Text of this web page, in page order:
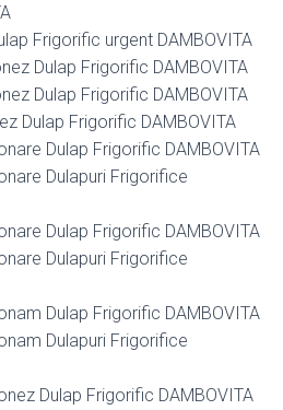
Frigorific urgent DAMBOVITA
Dulap Frigorific DAMBOVITA
Dulap Frigorific DAMBOVITA
Dulap Frigorific DAMBOVITA
Dulap Frigorific DAMBOVITA
Dulapuri Frigorifice
Dulap Frigorific DAMBOVITA
Dulapuri Frigorifice
Dulap Frigorific DAMBOVITA
Dulapuri Frigorifice
Dulap Frigorific DAMBOVITA